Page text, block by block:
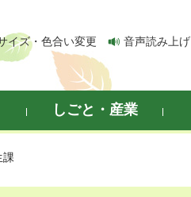
イズ・色合い変更 音声読み上げ
しごと・産業
課